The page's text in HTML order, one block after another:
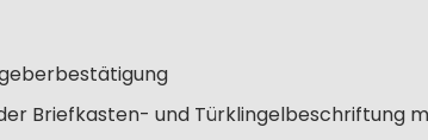
Briefkasten- und Türklingelbeschriftung